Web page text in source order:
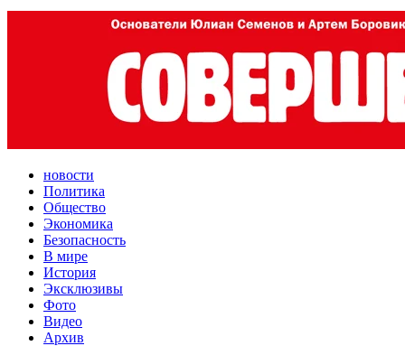
новости
Политика
Общество
Экономика
Безопасность
В мире
История
Эксклюзивы
Фото
Видео
Архив